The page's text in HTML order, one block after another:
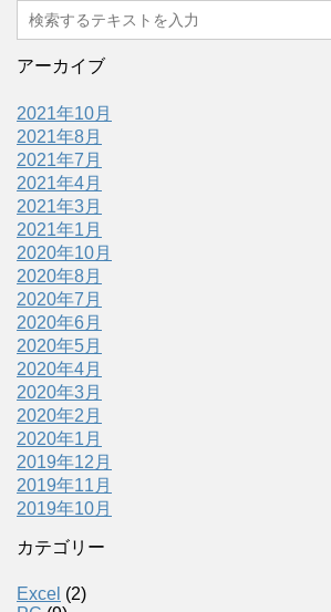
アーカイブ
2021年10月
2021年8月
2021年7月
2021年4月
2021年3月
2021年1月
2020年10月
2020年8月
2020年7月
2020年6月
2020年5月
2020年4月
2020年3月
2020年2月
2020年1月
2019年12月
2019年11月
2019年10月
カテゴリー
Excel (2)